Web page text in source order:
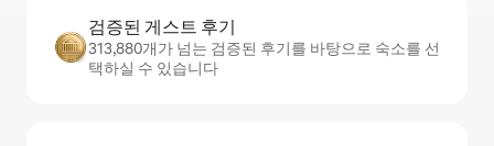
검증된 게스트 후기
313,880개가 넘는 검증된 후기를 바탕으로 숙소를 선
택하실 수 있습니다